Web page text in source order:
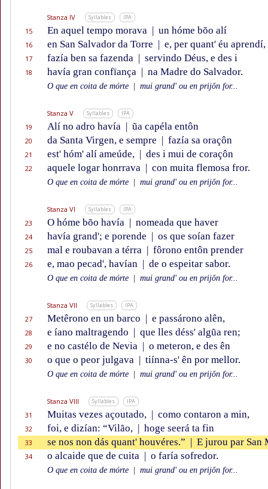
Stanza IV Syllables IPA
15 En aquel tempo morava | un hóme bõo alí
16 en San Salvador da Torre | e, per quant' éu aprendí,
17 fazía ben sa fazenda | servindo Déus, e des i
18 havía gran confïança | na Madre do Salvador.
O que en coita de mórte mui grand' ou en prijôn for...
Stanza V Syllables IPA
19 Alí no adro havía | ũa capéla entôn
20 da Santa Virgen, e sempre | fazía sa oraçôn
21 est' hóm' alí ameúde, | des i mui de coraçôn
22 aquele logar honrrava | con muita flemosa fror.
O que en coita de mórte mui grand' ou en prijôn for...
Stanza VI Syllables IPA
23 O hóme bõo havía | nomeada que haver
24 havía grand'; e porende | os que soían fazer
25 mal e roubavan a térra | fôrono entôn prender
26 e, mao pecad', havían | de o espeitar sabor.
O que en coita de mórte mui grand' ou en prijôn for...
Stanza VII Syllables IPA
27 Metêrono en un barco | e passárono alên,
28 e íano maltragendo | que lles déss' algũa ren;
29 e no castélo de Nevia | o meteron, e des ên
30 o que o peor julgava | tiínna-s' ên por mellor.
O que en coita de mórte mui grand' ou en prijôn for...
Stanza VIII Syllables IPA
31 Muitas vezes açoutado, | como contaron a min,
32 foi, e dizían: “Vilão, | hoge seerá ta fin
33 se nos non dás quant' houvéres.” | E jurou par San
34 o alcaide que de cuita | o faría sofredor.
O que en coita de mórte mui grand' ou en prijôn for...